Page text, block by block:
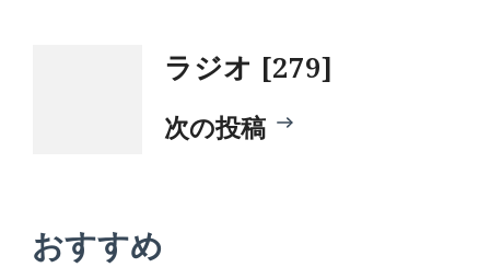
ー
ラジオ [279]
次の投稿
おすすめ